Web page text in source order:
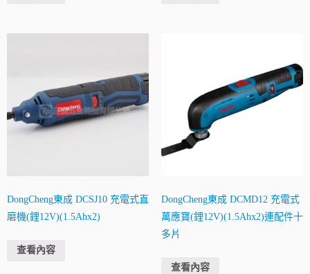
DongCheng東成 DCSJ10 充電式直
磨機(鋰12V)(1.5Ahx2)
查看內容
DongCheng東成 DCMD12 充電式
萬應寶(鋰12V)(1.5Ahx2)連配件十
多片
查看內容